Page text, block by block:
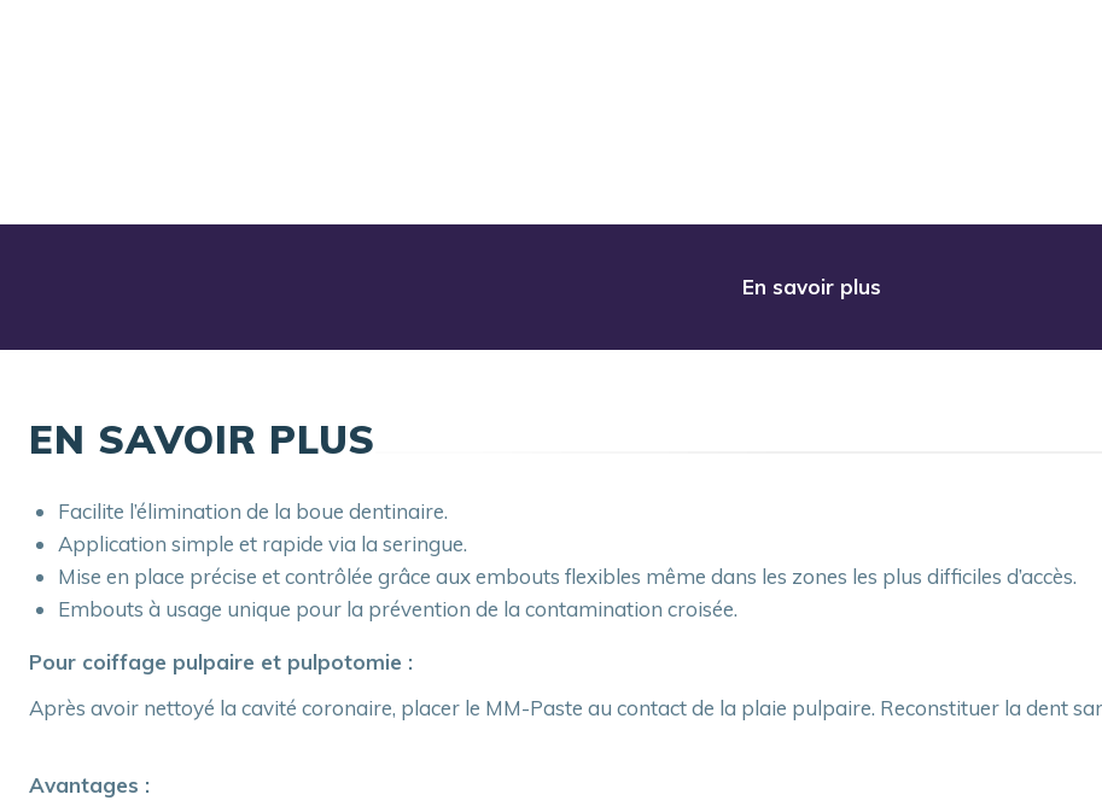
En savoir plus
EN SAVOIR PLUS
Facilite l’élimination de la boue dentinaire.
Application simple et rapide via la seringue.
Mise en place précise et contrôlée grâce aux embouts flexibles même dans les zones les plus difficiles d’accès.
Embouts à usage unique pour la prévention de la contamination croisée.
Pour coiffage pulpaire et pulpotomie :
Après avoir nettoyé la cavité coronaire, placer le MM-Paste au contact de la plaie pulpaire. Reconstituer la dent
Avantages :